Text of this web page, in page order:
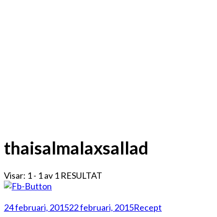
thaisalmalaxsallad
Visar: 1 - 1 av 1 RESULTAT
24 februari, 201522 februari, 2015Recept